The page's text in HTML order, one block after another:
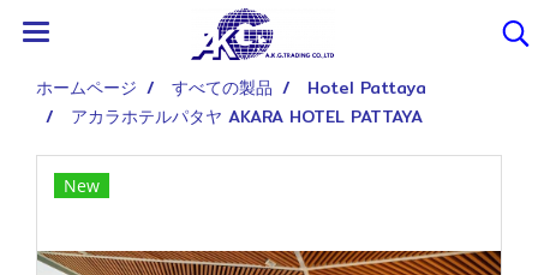
ホームページ すべての製品
Hotel Pattaya
アカラホテルパタヤ AKARA HOTEL PATTAYA
New